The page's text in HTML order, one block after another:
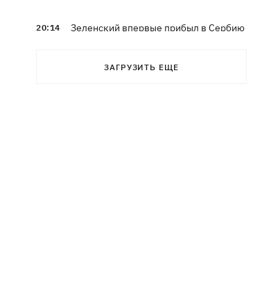
20:14
Зеленский впервые прибыл в Сербию
ЗАГРУЗИТЬ ЕЩЕ